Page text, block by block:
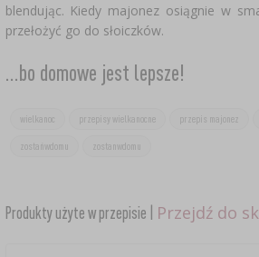
blendując. Kiedy majonez osiągnie w
przełożyć go do słoiczków.
...bo domowe jest lepsze!
wielkanoc przepisy wielkanocne przepis majonez
zostańwdomu zostanwdomu
Produkty użyte w przepisie | Przejdź do